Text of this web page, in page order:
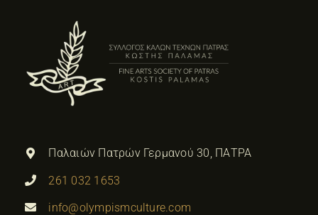
Παλαιών Πατρών Γερμανού 30, ΠΑΤΡΑ
261 032 1653
info@olympismculture.com